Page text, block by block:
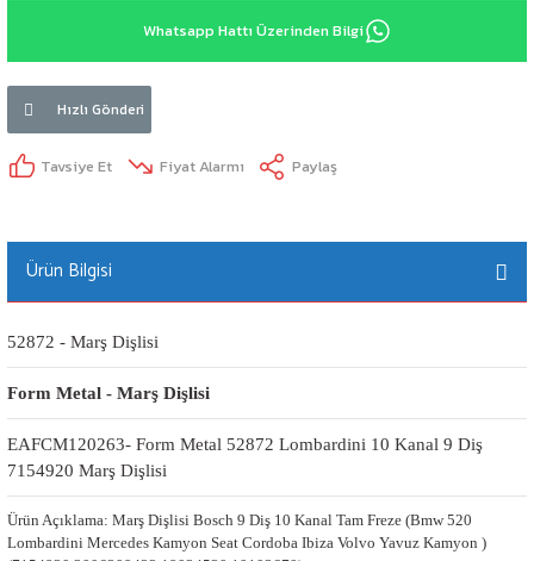
Whatsapp Hattı Üzerinden Bilgi
Hızlı Gönderi
Tavsiye Et Fiyat Alarmı Paylaş
Ürün Bilgisi
52872 - Marş Dişlisi
Form Metal - Marş Dişlisi
EAFCM120263- Form Metal 52872 Lombardini 10 Kanal 9 Diş
7154920 Marş Dişlisi
Ürün Açıklama: Marş Dişlisi Bosch 9 Diş 10 Kanal Tam Freze (Bmw 520
Lombardini Mercedes Kamyon Seat Cordoba Ibiza Volvo Yavuz Kamyon )